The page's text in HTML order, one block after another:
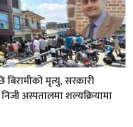
बिरामीको मृत्यु, सरकारी
अस्पतालमा शल्यक्रियामा